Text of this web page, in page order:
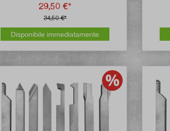
29,50 €*
34,50 €*
Disponibile immediatamente